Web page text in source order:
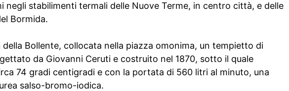
negli stabilimenti termali delle Nuove Terme, in centro città, e delle
Bormida.
Bollente, collocata nella piazza omonima, un tempietto di
da Giovanni Ceruti e costruito nel 1870, sotto il quale
74 gradi centigradi e con la portata di 560 litri al minuto, una
salso-bromo-iodica.